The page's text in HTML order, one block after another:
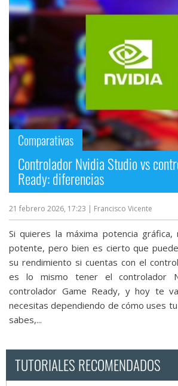
Comparativas
Controlador Nvidia Studio vs
Ready: diferencias
21 febrero 2026, 17:23 | Francisco Vicente
Si quieres la máxima potencia gráfica,
potente, pero bien es cierto que
su rendimiento si cuentas con el
es lo mismo tener el controlador
controlador Game Ready, y hoy te
necesitas dependiendo de cómo uses
sabes,...
TUTORIALES RECOMENDADOS